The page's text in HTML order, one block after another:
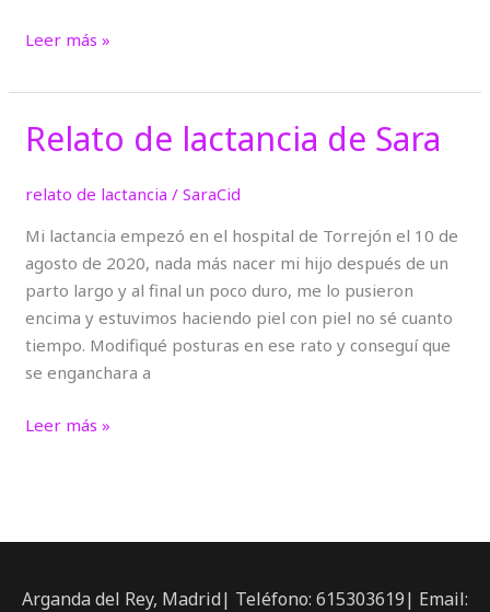
Leer más »
Relato de lactancia de Sara
relato de lactancia /SaraCid
Mi lactancia empezó en el hospital de Torrejón el 10 de
agosto de 2020, nada más nacer mi hijo después de un
parto largo y al final un poco duro, me lo pusieron
encima y estuvimos haciendo piel con piel no sé cuanto
tiempo. Modifiqué posturas en ese rato y conseguí que
se enganchara a
Relato
de
lactancia
Sara
Leer más »
Arganda del Rey, Madrid| Teléfono: 615303619| Email: